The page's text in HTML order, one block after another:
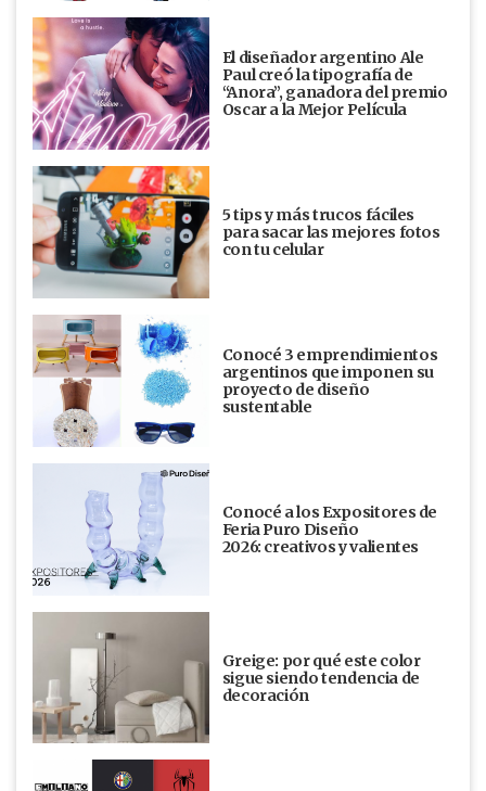
El diseñador argentino Ale
Paul creó la tipografía de
“Anora”, ganadora del premio
Oscar a la Mejor Película
5 tips y más trucos fáciles
para sacar las mejores fotos
con tu celular
Conocé 3 emprendimientos
argentinos que imponen su
proyecto de diseño
sustentable
Conocé a los Expositores de
Feria Puro Diseño
2026: creativos y valientes
Greige: por qué este color
sigue siendo tendencia de
decoración